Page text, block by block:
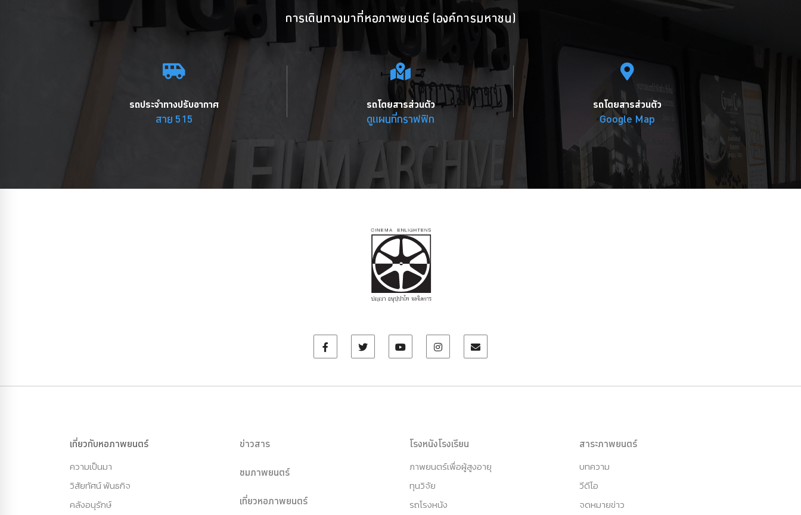
การเดินทางมาที่หอภาพยนตร์ (องค์การมหาชน)
รถประจำทางปรับอากาศ
สาย 515
รถโดยสารส่วนตัว
ดูแผนที่กราฟฟิก
รถโดยสารส่วนตัว
Google Map
เกี่ยวกับหอภาพยนตร์
ความเป็นมา
วิสัยทัศน์ พันธกิจ
คลังอนุรักษ์
ข่าวสาร
ชมภาพยนตร์
เที่ยวหอภาพยนตร์
โรงหนังโรงเรียน
ภาพยนตร์เพื่อผู้สูงอายุ
ทุนวิจัย
รถโรงหนัง
สาระภาพยนตร์
บทความ
วีดีโอ
จดหมายข่าว